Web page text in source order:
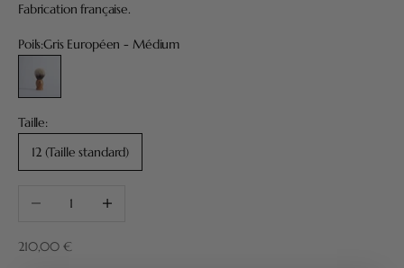
Fabrication française.
Poils:Gris Européen - Médium
Taille:
12 (Taille standard)
Diminuer la quantitéAugmenter la quantité
Prix de vente
210,00 €